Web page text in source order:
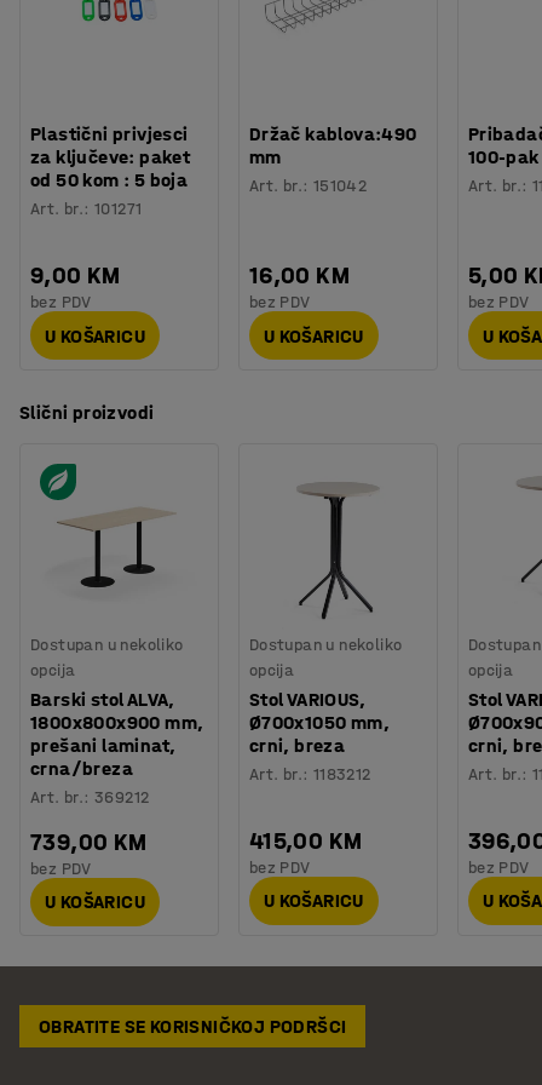
Minimalistički dizajn čini stol prikladnim za većinu
okruženja kao što su saloni, recepcije i uredi.
Broj za boju postolja
RAL 9005
Težina: 38,7 kg
Montaža: Dolazi nesastavljeno
Testirano: EN 15372
Plastični privjesci
za ključeve: paket
od 50 kom : 5 boja
Art. br.:101271
9,00 KM
bez PDV
U KOŠARICU
Držač kablova:490
mm
Art. br.: 151042
16,00 KM
bez PDV
U KOŠARICU
100-pak
Art. br.:
5,00
bez PDV
U
Slični proizvodi
Dostupan u nekoliko
opcija
Barski stol ALVA,
1800x800x900 mm,
prešani laminat,
crna/breza
Art. br.:369212
739,00 KM
bez PDV
U KOŠARICU
Dostupan u nekoliko
opcija
Stol VARIOUS,
Ø700x1050 mm,
crni, breza
Art. br.: 1183212
415,00 KM
bez PDV
U KOŠARICU
opcija
Stol
crni,
Art. br.:
bez PDV
U
OBRATITE SE KORISNIČKOJ PODRŠCI